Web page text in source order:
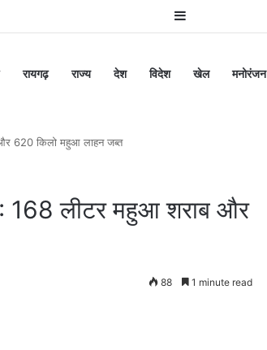
Sidebar
रायगढ़ राज्य देश विदेश खेल मनोरंजन
और 620 किलो महुआ लाहन जब्त
168 लीटर महुआ शराब और
88 1 minute read